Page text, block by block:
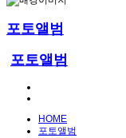
포토앨범
포토앨범
HOME
포토앨범